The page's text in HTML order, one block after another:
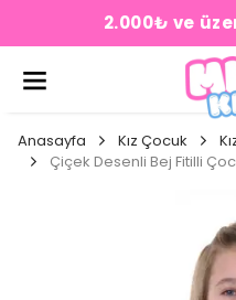
2.000₺ ve
Anasayfa Kız Çocuk
Çiçek Desenli Bej Fitilli